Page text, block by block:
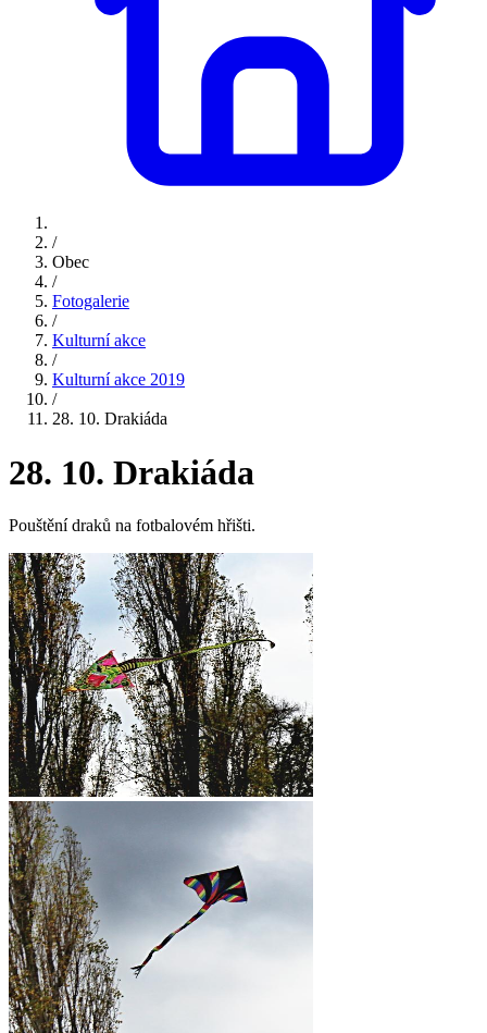
/
Obec
/
Fotogalerie
/
Kulturní akce
/
Kulturní akce 2019
/
28. 10. Drakiáda
28. 10. Drakiáda
Pouštění draků na fotbalovém hřišti.